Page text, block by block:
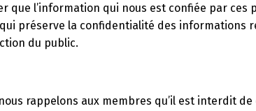
que l’information qui nous est confiée par ces
préserve la confidentialité des informations
du public.
rappelons aux membres qu’il est interdit